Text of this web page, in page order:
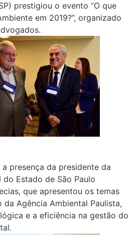
prestigiou o evento “O que
em 2019?”, organizado
presença da presidente da
Estado de São Paulo
que apresentou os temas
Agência Ambiental Paulista,
e a eficiência na gestão do